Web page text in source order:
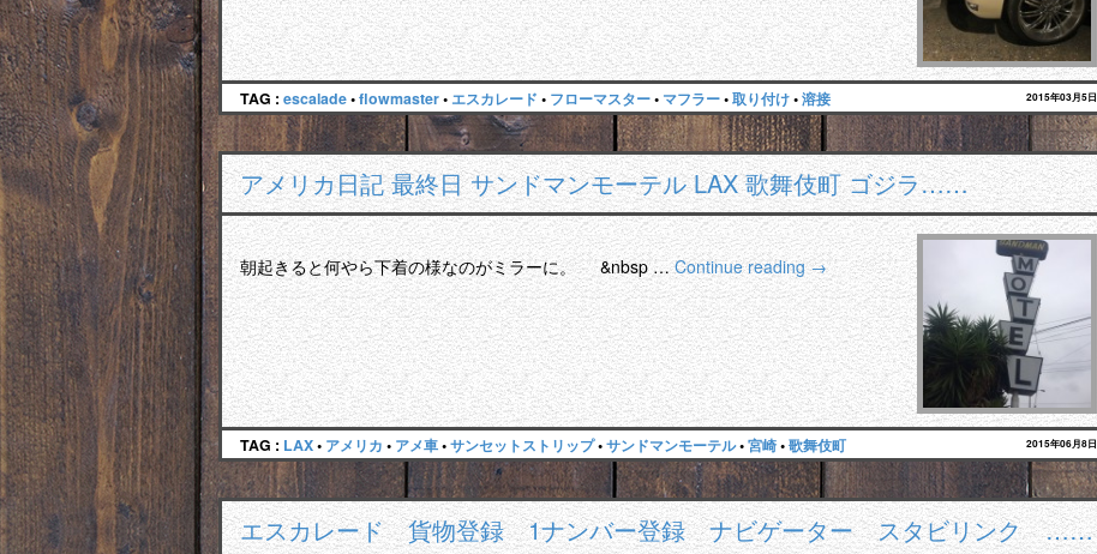
TAG : escalade•flowmaster• エスカレード • フローマスター• マフラー•取り付け•溶接 2015年03月5日
アメリカ日記 最終日 サンドマンモーテル LAX 歌舞伎町 ゴジラ……
朝起きると何やら下着の様なのがミラーに。 &nbsp …Continue reading→
TAG : LAX• アメリカ • アメ車•サンセットストリップ•サンドマンモーテル•宮崎•歌舞伎町 2015年06月8日
エスカレード 貨物登録 1ナンバー登録 ナビゲーター スタビリンク ……